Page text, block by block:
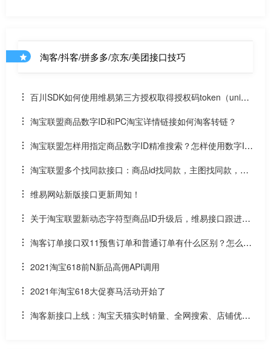
淘客/抖客/拼多多/京东/美团接口技巧
百川SDK如何使用维易第三方授权取得授权码token（uniap
p）淘宝联盟商品数字ID和PC淘宝详情链接如何淘客转链？
淘宝联盟怎样用指定商品数字ID精准搜索？怎样使用数字ID
和场景ID2转链？
淘宝联盟多个找同款接口：商品id找同款，主图找同款，SK
U找同款
维易网站新版接口更新周知！
关于淘宝联盟新动态字符型商品ID升级后，维易接口跟进情
况和API调用说明
淘客订单接口双11预售订单和普通订单有什么区别？怎么区
分是淘客双11预售订单是否已付尾款？预售中支付了定金的宝
贝该如何计算佣金
2021淘宝618前N新品高佣API调用
2021年淘宝618大促赛马活动开始了
淘客新接口上线：淘宝天猫实时销量、全网搜索、店铺优惠